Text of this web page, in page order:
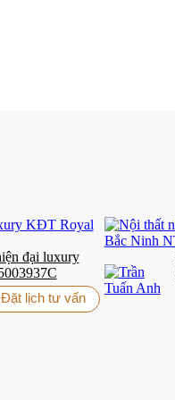
đại luxury
Đặt lịch tư vấn